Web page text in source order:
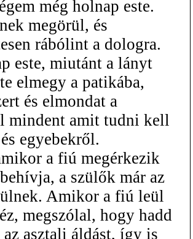
még holnap este.
megörül, és
rábólint a dologra.
este, miutánt a lányt
elmegy a patikába,
és elmondat a
mindent amit tudni kell
egyebekről.
a fiú megérkezik
a szülők már az
Amikor a fiú leül
megszólal, hogy hadd
asztali áldást, így is